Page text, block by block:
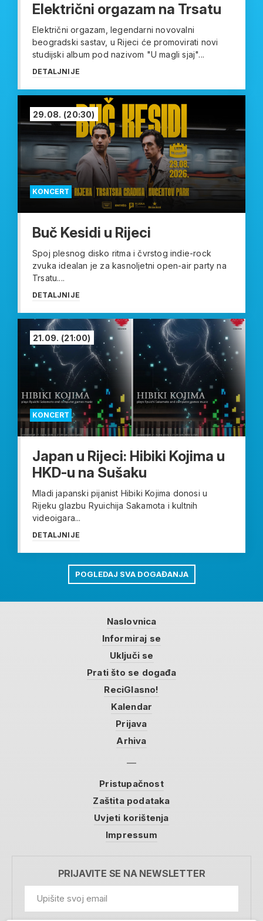
Električni orgazam na Trsatu
Električni orgazam, legendarni novovalni
beogradski sastav, u Rijeci će promovirati novi
studijski album pod nazivom "U magli sjaj"...
DETALJNIJE
KONCERT
29.08. (20:30)
Buč Kesidi u Rijeci
Spoj plesnog disko ritma i čvrstog indie-rock
zvuka idealan je za kasnoljetni open-air party na
Trsatu....
DETALJNIJE
KONCERT
21.09. (21:00)
Japan u Rijeci: Hibiki Kojima u
HKD-u na Sušaku
Mladi japanski pijanist Hibiki Kojima donosi u
Rijeku glazbu Ryuichija Sakamota i kultnih
videoigara...
DETALJNIJE
POGLEDAJ SVA DOGAĐANJA
Naslovnica
Informiraj se
Uključi se
Prati što se događa
ReciGlasno!
Kalendar
Prijava
Arhiva
Pristupačnost
Zaštita podataka
Uvjeti korištenja
Impressum
PRIJAVITE SE NA NEWSLETTER